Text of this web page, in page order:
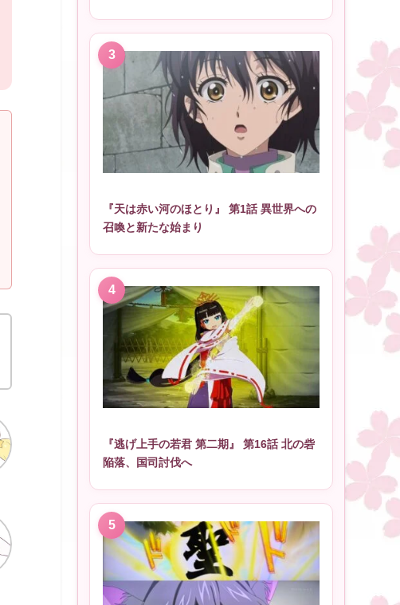
『天は赤い河のほとり』 第1話 異世界への
召喚と新たな始まり
『逃げ上手の若君 第二期』 第16話 北の砦
陥落、国司討伐へ